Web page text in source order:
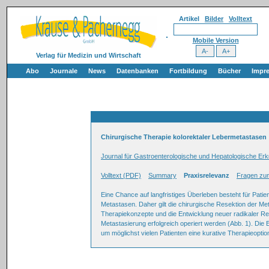
Verlag für Medizin und Wirtschaft
Artikel Bilder Volltext
Mobile Version
Abo Journale News Datenbanken Fortbildung Bücher
Chirurgische Therapie kolorektaler Lebermetastasen
Journal für Gastroenterologische und Hepatologische
Volltext (PDF) Summary Praxisrelevanz Fragen
Eine Chance auf langfristiges Überleben besteht für
Metastasen. Daher gilt die chirurgische Resektion der
Therapiekonzepte und die Entwicklung neuer radikaler
Metastasierung erfolgreich operiert werden (Abb. 1). Die
um möglichst vielen Patienten eine kurative